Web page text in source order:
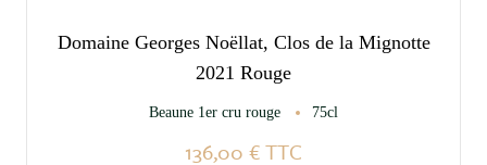
Domaine Georges Noëllat, Clos de la Mignotte
2021 Rouge
Beaune 1er cru rouge 75cl
136,00 €TTC